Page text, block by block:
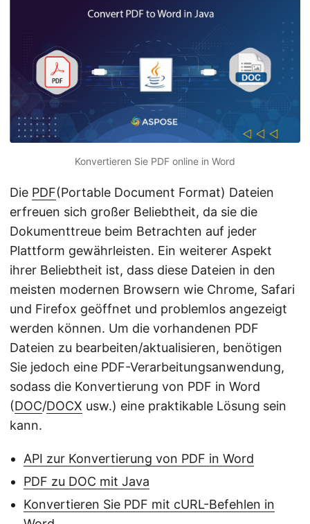
Konvertieren Sie PDF online in Word
Die PDF(Portable Document Format) Dateien
erfreuen sich großer Beliebtheit, da sie die
Dokumenttreue beim Betrachten auf jeder
Plattform gewährleisten. Ein weiterer Aspekt
ihrer Beliebtheit ist, dass diese Dateien in den
meisten modernen Browsern wie Chrome, Safari
und Firefox geöffnet und problemlos angezeigt
werden können. Um die vorhandenen PDF
Dateien zu bearbeiten/aktualisieren, benötigen
Sie jedoch eine PDF-Verarbeitungsanwendung,
sodass die Konvertierung von PDF in Word
(DOC/DOCX usw.) eine praktikable Lösung sein
kann.
API zur Konvertierung von PDF in Word
PDF zu DOC mit Java
Konvertieren Sie PDF mit cURL-Befehlen in